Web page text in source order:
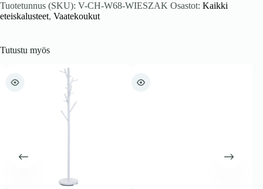
Tuotetunnus (SKU): V-CH-W68-WIESZAK Osastot: Kaikki
eteiskalusteet, Vaatekoukut
Tutustu myös